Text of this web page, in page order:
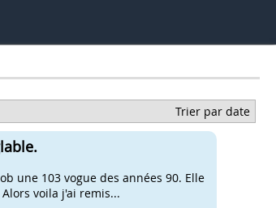
Trier par date
une 103 vogue des années 90. Elle
voila j'ai remis...